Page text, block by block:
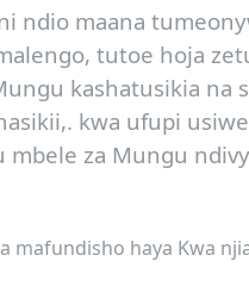
ndio maana
tutoe hoja
kashatusikia na
kwa ufupi
za Mungu
mafundisho haya Kwa